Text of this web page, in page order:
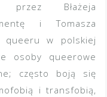
przez Błażeja
i Tomasza
queeru w polskiej
osoby queerowe
często boją się
i transfobią,